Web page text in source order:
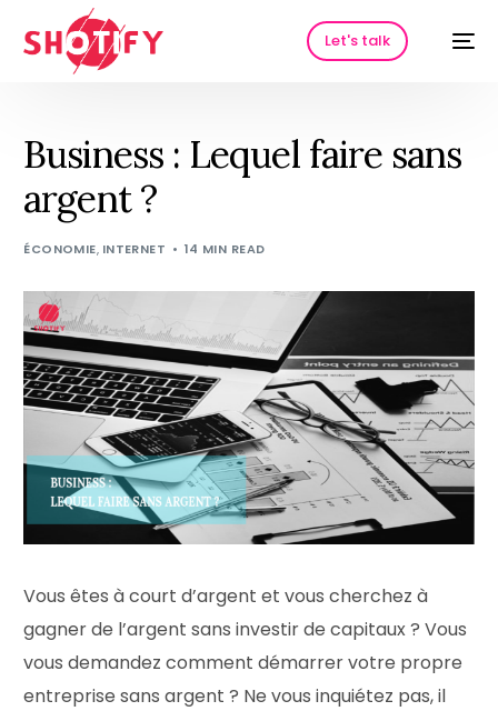
Let's talk
Business : Lequel faire sans
argent ?
ÉCONOMIE, INTERNET 14 MIN READ
Vous êtes à court d’argent et vous cherchez à
gagner de l’argent sans investir de capitaux ? Vous
vous demandez comment démarrer votre propre
entreprise sans argent ? Ne vous inquiétez pas, il
HOT